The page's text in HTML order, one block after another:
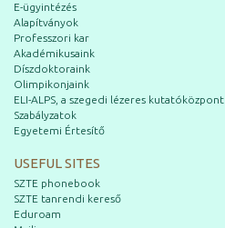
E-ügyintézés
Alapítványok
Professzori kar
Akadémikusaink
Díszdoktoraink
Olimpikonjaink
ELI-ALPS, a szegedi lézeres kutatóközpont
Szabályzatok
Egyetemi Értesítő
USEFUL SITES
SZTE phonebook
SZTE tanrendi kereső
Eduroam